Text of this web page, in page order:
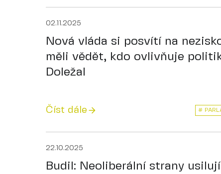
02.11.2025
Nová vláda si posvítí na
měli vědět, kdo ovlivňuje
Doležal
Číst dále #
22.10.2025
Budil: Neoliberální strany